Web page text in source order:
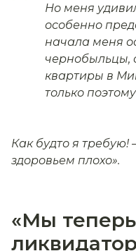
Но меня
особенно
начала меня
чернобыльцы,
квартиры в
только
Как будто я требую!
здоровьем плохо».
«Мы